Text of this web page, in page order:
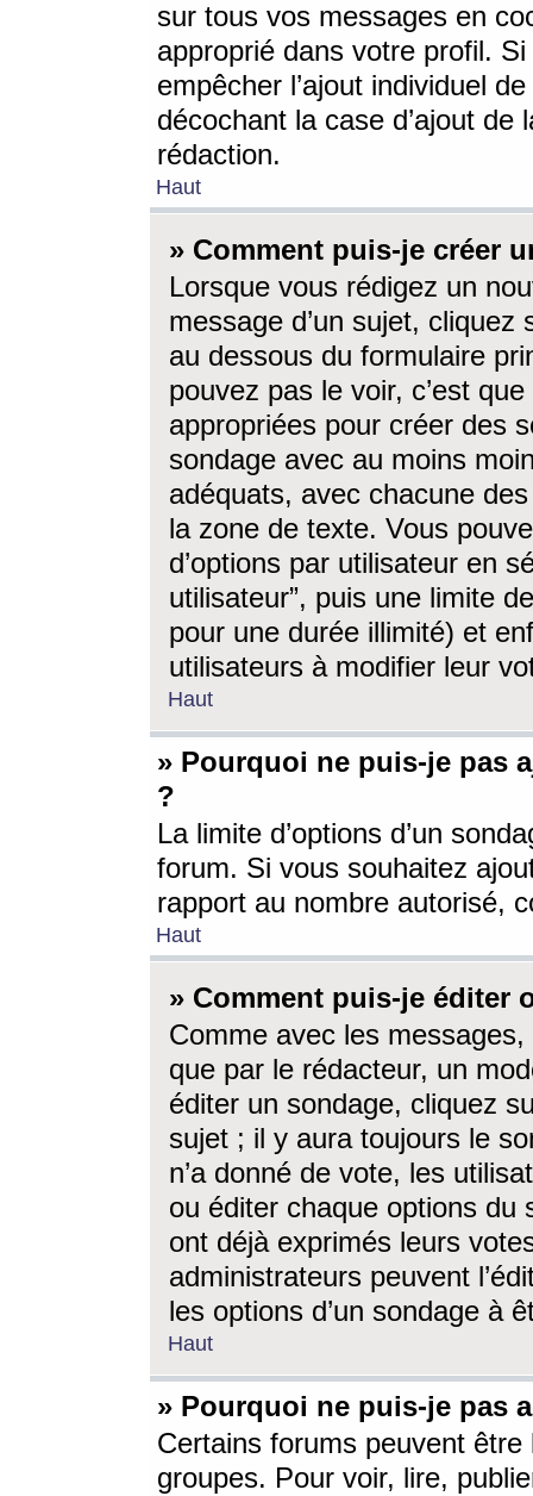
sur tous vos messages en
approprié dans votre profil.
empêcher l’ajout individuel
décochant la case d’ajout
rédaction.
Haut
» Comment puis-je créer
Lorsque vous rédigez un
message d’un sujet, cliquez
au dessous du formulaire
pouvez pas le voir, c’est
appropriées pour créer des
sondage avec au moins
adéquats, avec chacune
la zone de texte. Vous
d’options par utilisateur en
utilisateur”, puis une limite
pour une durée illimité) et
utilisateurs à modifier leur
Haut
» Pourquoi ne puis-je pas
?
La limite d’options d’un
forum. Si vous souhaitez
rapport au nombre autorisé,
Haut
» Comment puis-je éditer
Comme avec les
que par le rédacteur, un
éditer un sondage, cliquez
sujet ; il y aura toujours le
n’a donné de vote, les
ou éditer chaque options du
ont déjà exprimés leurs
administrateurs peuvent
les options d’un sondage à
Haut
» Pourquoi ne puis-je pas
Certains forums peuvent être
groupes. Pour voir, lire,